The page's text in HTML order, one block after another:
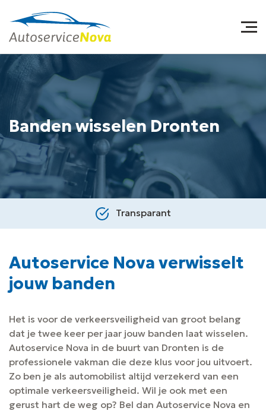
Banden wisselen Dronten
Transparant
Autoservice Nova verwisselt
jouw banden
Het is voor de verkeersveiligheid van groot belang
dat je twee keer per jaar jouw banden laat wisselen.
Autoservice Nova in de buurt van Dronten is de
professionele vakman die deze klus voor jou uitvoert.
Zo ben je als automobilist altijd verzekerd van een
optimale verkeersveiligheid. Wil je ook met een
gerust hart de weg op? Bel dan Autoservice Nova en